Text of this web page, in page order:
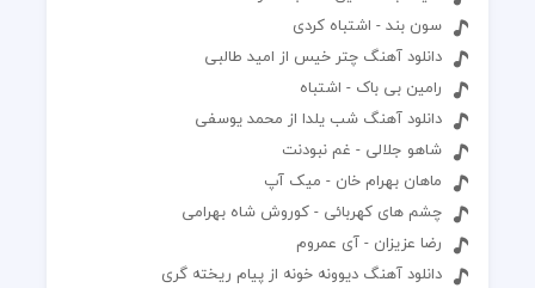
سون بند - اشتباه کردی
دانلود آهنگ چتر خیس از امید طالبی
رامین بی باک - اشتباه
دانلود آهنگ شب یلدا از محمد یوسفی
شاهو جلالی - غم نبودنت
ماهان بهرام خان - میک آپ
چشم های کهربائی - کوروش شاه بهرامی
رضا عزیزان - آی عمروم
دانلود آهنگ دیوونه خونه از پیام ریخته گری